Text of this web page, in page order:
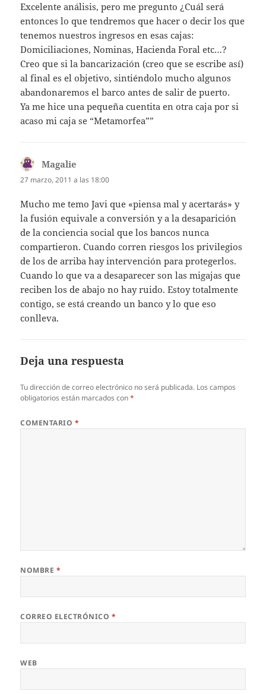
Excelente análisis, pero me pregunto ¿Cuál será
entonces lo que tendremos que hacer o decir los que
tenemos nuestros ingresos en esas cajas:
Domiciliaciones, Nominas, Hacienda Foral etc…?
Creo que si la bancarización (creo que se escribe así)
al final es el objetivo, sintiéndolo mucho algunos
abandonaremos el barco antes de salir de puerto.
Ya me hice una pequeña cuentita en otra caja por si
acaso mi caja se “Metamorfea””
Magalie
27 marzo, 2011 a las 18:00
Mucho me temo Javi que «piensa mal y acertarás» y
la fusión equivale a conversión y a la desaparición
de la conciencia social que los bancos nunca
compartieron. Cuando corren riesgos los privilegios
de los de arriba hay intervención para protegerlos.
Cuando lo que va a desaparecer son las migajas que
reciben los de abajo no hay ruido. Estoy totalmente
contigo, se está creando un banco y lo que eso
conlleva.
Deja una respuesta
Tu dirección de correo electrónico no será publicada. Los campos
obligatorios están marcados con*
COMENTARIO *
NOMBRE *
CORREO ELECTRÓNICO *
WEB